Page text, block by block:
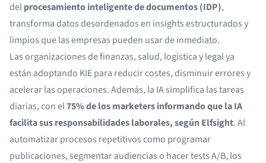
delprocesamiento inteligente de documentos (IDP),
transforma datos desordenados en insights estructurados y
limpios que las empresas pueden usar de inmediato.
Las organizaciones de finanzas, salud, logística y legal ya
están adoptando KIE para reducir costes, disminuir errores y
acelerar las operaciones. Además, la IA simplifica las tareas
diarias, con el75% de los marketers informando que la IA
facilita sus responsabilidades laborales, segúnElfsight. Al
automatizar procesos repetitivos como programar
publicaciones, segmentar audiencias o hacer tests A/B, los